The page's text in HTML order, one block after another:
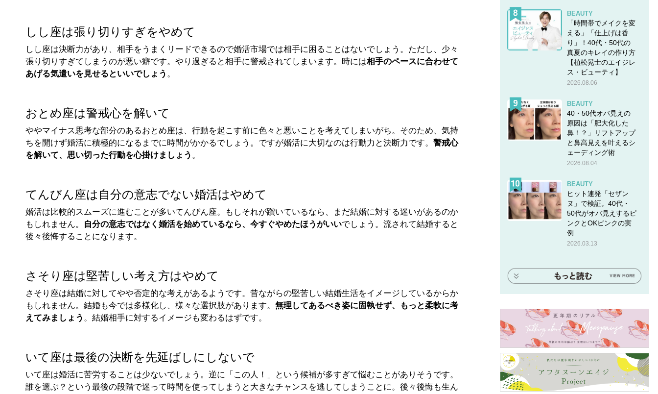
しし座は張り切りすぎをやめて
しし座は決断力があり、相手をうまくリードできるので婚活市場では相手に困ることはないでしょう。ただし、少々
張り切りすぎてしまうのが悪い癖です。やり過ぎると相手に警戒されてしまいます。時には相手のペースに合わせて
あげる気遣いを見せるといいでしょう 。
おとめ座は警戒心を解いて
ややマイナス思考な部分のあるおとめ座は、行動を起こす前に色々と悪いことを考えてしまいがち。そのため、気持
ちを開けず婚活に積極的になるまでに時間がかかるでしょう。ですが婚活に大切なのは行動力と決断力です。警戒心
を解いて、思い切った行動を心掛けましょう 。
てんびん座は自分の意志でない婚活はやめて
婚活は比較的スムーズに進むことが多いてんびん座。もしそれが躓いているなら、まだ結婚に対する迷いがあるのか
もしれません。 自分の意志ではなく婚活を始めているなら、今すぐやめたほうがいいでしょう。流されて結婚すると
後々後悔することになります。
さそり座は堅苦しい考え方はやめて
さそり座は結婚に対してやや否定的な考えがあるようです。昔ながらの堅苦しい結婚生活をイメージしているからか
もしれません。結婚も今では多様化し、様々な選択肢があります。無理してあるべき姿に固執せず、もっと柔軟に考
えてみましょう 。結婚相手に対するイメージも変わるはずです。
いて座は最後の決断を先延ばしにしないで
いて座は婚活に苦労することは少ないでしょう。逆に「この人！」という候補が多すぎて悩むことがありそうです。
誰を選ぶ？という最後の段階で迷って時間を使ってしまうと大きなチャンスを逃してしまうことに。後々後悔も生ん
BEAUTY
「時間帯でメイクを変
える」「仕上げは香
り」！40代・50代の
真夏のキレイの作り方
【植松晃士のエイジレ
ス・ビューティ】
2026.08.06
BEAUTY
40・50代オバ見えの
原因は「肥大化した
鼻！？」リフトアップ
と鼻高見えを叶えるシ
ェーディング術
2026.08.04
BEAUTY
ヒット連発「セザン
ヌ」で検証。40代・
50代がオバ見えするピ
ンクとOKピンクの実
例
2026.03.13